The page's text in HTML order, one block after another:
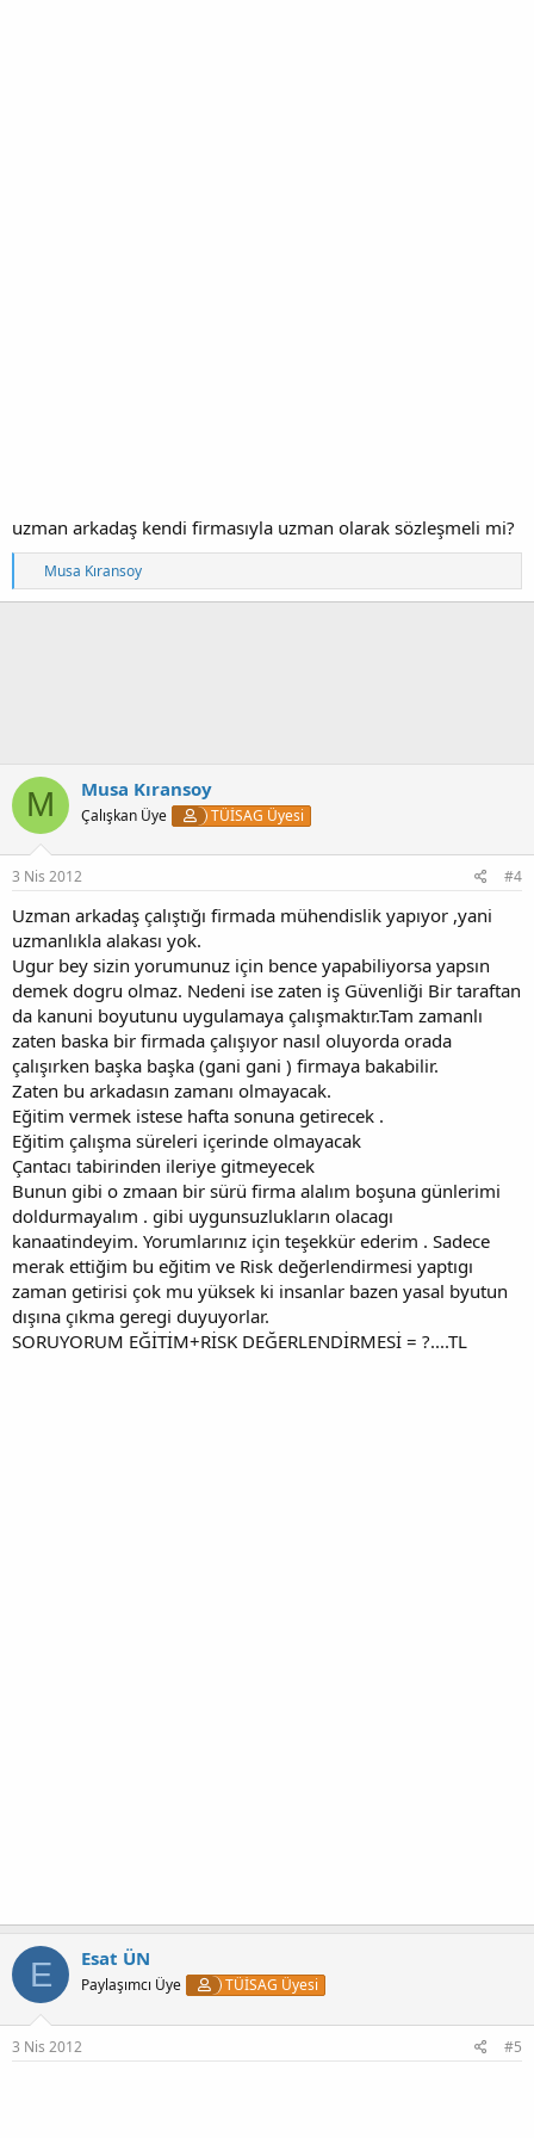
uzman arkadaş kendi firmasıyla uzman olarak sözleşmeli mi?
T
e
p
Musa Kıransoy
M Musa Kıransoy
Çalışkan Üye TÜİSAG Üyesi
3 Nis 2012 #4
Uzman arkadaş çalıştığı firmada mühendislik yapıyor ,yani
uzmanlıkla alakası yok.
Ugur bey sizin yorumunuz için bence yapabiliyorsa yapsın
demek dogru olmaz. Nedeni ise zaten iş Güvenliği Bir taraftan
da kanuni boyutunu uygulamaya çalışmaktır.Tam zamanlı
zaten baska bir firmada çalışıyor nasıl oluyorda orada
çalışırken başka başka (gani gani ) firmaya bakabilir.
Zaten bu arkadasın zamanı olmayacak.
Eğitim vermek istese hafta sonuna getirecek .
Eğitim çalışma süreleri içerinde olmayacak
Çantacı tabirinden ileriye gitmeyecek
Bunun gibi o zmaan bir sürü firma alalım boşuna günlerimi
doldurmayalım . gibi uygunsuzlukların olacagı
kanaatindeyim. Yorumlarınız için teşekkür ederim . Sadece
merak ettiğim bu eğitim ve Risk değerlendirmesi yaptıgı
zaman getirisi çok mu yüksek ki insanlar bazen yasal byutun
dışına çıkma geregi duyuyorlar.
SORUYORUM EĞİTİM+RİSK DEĞERLENDİRMESİ = ?....TL
E Esat ÜN
Paylaşımcı Üye TÜİSAG Üyesi
3 Nis 2012 #5